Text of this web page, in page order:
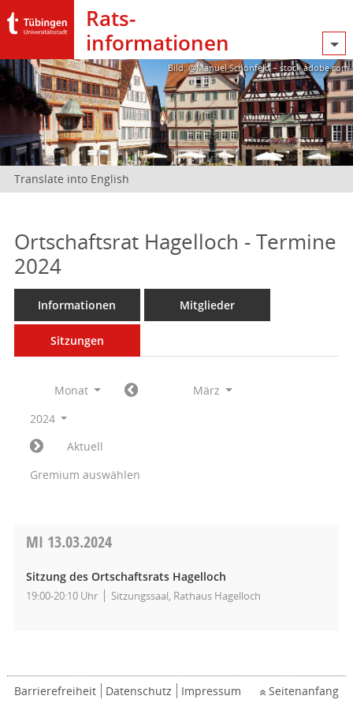
Rats­
informationen
Bild: @Manuel Schönfeld – stock.adobe.com
Translate into English
Ortschaftsrat Hagelloch - Termine
2024
Informationen Mitglieder
Sitzungen
Monat
März
2024
Aktuell
Gremium auswählen
MI 13.03.2024
Sitzung des Ortschaftsrats Hagelloch
19:00-20:10 Uhr Sitzungssaal, Rathaus Hagelloch
Barrierefreiheit Datenschutz Impressum Seitenanfang